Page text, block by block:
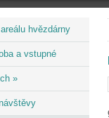
hvězdárny
a vstupné
»